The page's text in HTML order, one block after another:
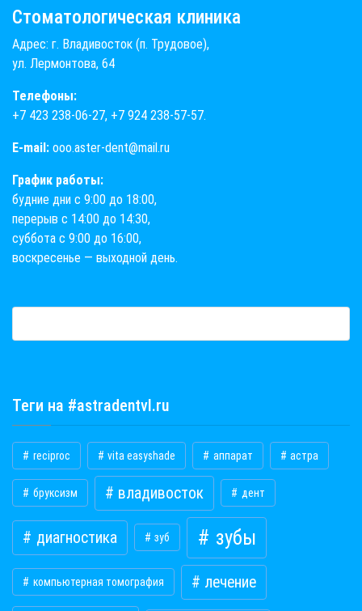
Стоматологическая клиника
Адрес: г. Владивосток (п. Трудовое),
ул. Лермонтова, 64
Телефоны:
+7 423 238-06-27, +7 924 238-57-57.
E-mail: ooo.aster-dent@mail.ru
График работы:
будние дни с 9:00 до 18:00,
перерыв с 14:00 до 14:30,
суббота с 9:00 до 16:00,
воскресенье — выходной день.
Теги на #astradentvl.ru
reciproc vita easyshade аппарат астра
бруксизм владивосток дент
диагностика зуб зубы
компьютерная томография лечение